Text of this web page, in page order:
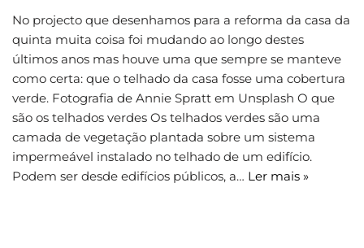
No projecto que desenhamos para a reforma da casa da
quinta muita coisa foi mudando ao longo destes
últimos anos mas houve uma que sempre se manteve
como certa: que o telhado da casa fosse uma cobertura
verde. Fotografia de Annie Spratt em Unsplash O que
são os telhados verdes Os telhados verdes são uma
camada de vegetação plantada sobre um sistema
impermeável instalado no telhado de um edifício.
Podem ser desde edifícios públicos, a… Ler mais »